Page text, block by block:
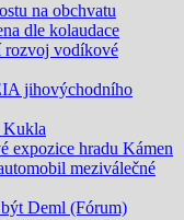
na obchvatu
dle kolaudace
rozvoj vodíkové
jihovýchodního
Kukla
expozice hradu Kámen
meziválečné
Deml (Fórum)